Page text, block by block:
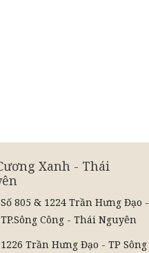
Xanh - Thái
Số 805 & 1224 Trần Hưng Đạo -
TP.Sông Công - Thái Nguyên
1226 Trần Hưng Đạo - TP Sông